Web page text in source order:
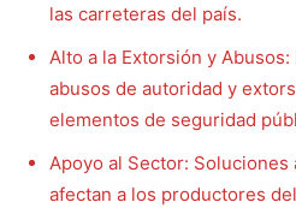
las carreteras del país.
Alto a la Extorsión y
abusos de autoridad y
elementos de seguridad
Apoyo al Sector: Soluciones
afectan a los productores